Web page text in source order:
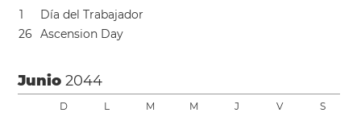
1
Día del Trabajador
26 Ascension Day
Junio2044
D L M M J V S